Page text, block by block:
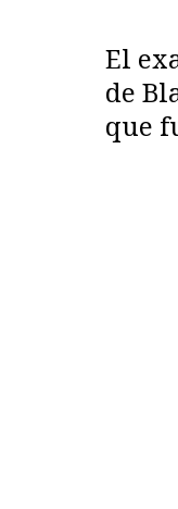
El
de
que